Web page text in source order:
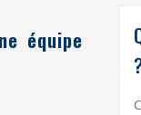
équipe